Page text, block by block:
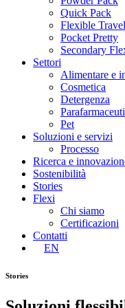
Quick Pack
Flexible
Pocket Pretty
Secondary
Settori
Alimentare e
Cosmetica
Detergenza
Pet
Soluzioni e servizi
Processo
Ricerca e
Sostenibilità
Stories
Flexi
Chi siamo
Certificazioni
Contatti
EN
Stories